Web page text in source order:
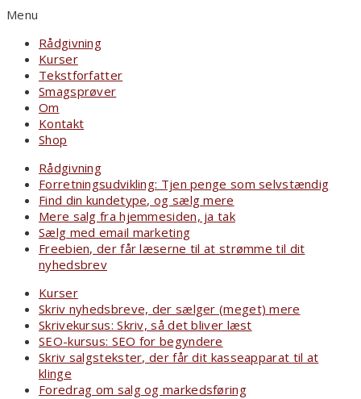
Menu
Rådgivning
Kurser
Tekstforfatter
Smagsprøver
Om
Kontakt
Shop
Rådgivning
Forretningsudvikling: Tjen penge som selvstændig
Find din kundetype, og sælg mere
Mere salg fra hjemmesiden, ja tak
Sælg med email marketing
Freebien, der får læserne til at strømme til dit
nyhedsbrev
Kurser
Skriv nyhedsbreve, der sælger (meget) mere
Skrivekursus: Skriv, så det bliver læst
SEO-kursus: SEO for begyndere
Skriv salgstekster, der får dit kasseapparat til at
klinge
Foredrag om salg og markedsføring